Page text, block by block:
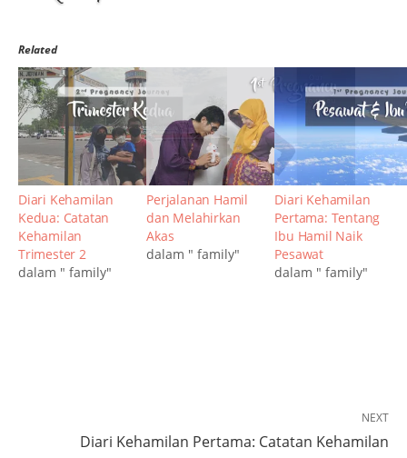
Related
Diari Kehamilan
Kedua: Catatan
Kehamilan
Trimester 2
dalam " family"
Perjalanan Hamil
dan Melahirkan
Akas
dalam " family"
Diari Kehamilan
Pertama: Tentang
Ibu Hamil Naik
Pesawat
dalam " family"
NEXT
Diari Kehamilan Pertama: Catatan Kehamilan